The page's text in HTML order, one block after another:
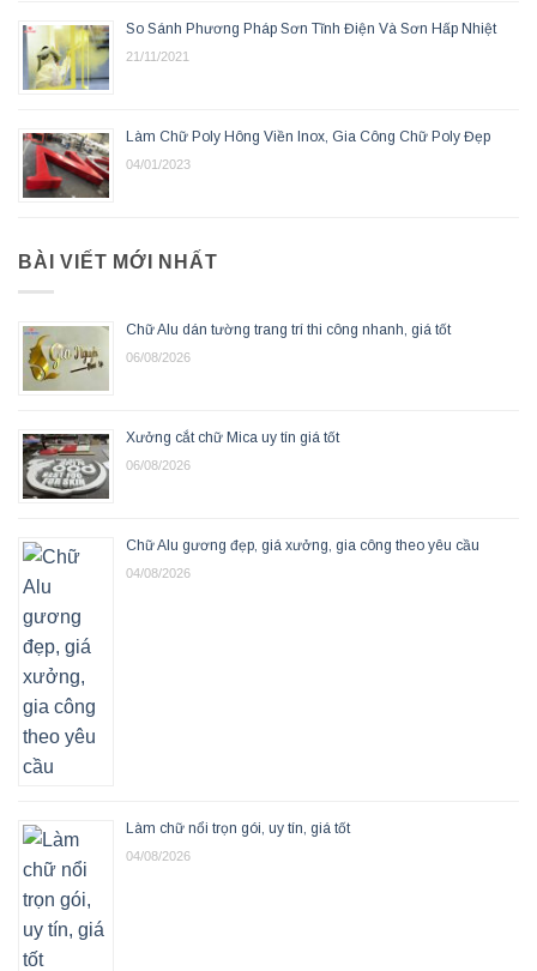
So Sánh Phương Pháp Sơn Tĩnh Điện Và Sơn Hấp Nhiệt
21/11/2021
Làm Chữ Poly Hông Viền Inox, Gia Công Chữ Poly Đẹp
04/01/2023
BÀI VIẾT MỚI NHẤT
Chữ Alu dán tường trang trí thi công nhanh, giá tốt
06/08/2026
Xưởng cắt chữ Mica uy tín giá tốt
06/08/2026
Chữ Alu gương đẹp, giá xưởng, gia công theo yêu cầu
04/08/2026
Làm chữ nổi trọn gói, uy tín, giá tốt
04/08/2026